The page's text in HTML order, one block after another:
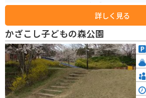
うこともできます。ツーリングの際にも、趣のあ
きるでしょう。観光客にも人気があり、多くの方々
詳しく見る
かざこし子どもの森公園